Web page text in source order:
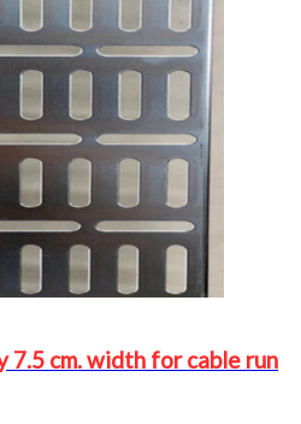
7.5 cm. width for cable run